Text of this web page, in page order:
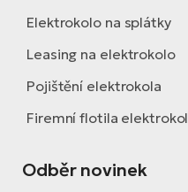
Elektrokolo na splátky
Leasing na elektrokolo
Pojištění elektrokola
Firemní flotila elektrokol
Odběr novinek